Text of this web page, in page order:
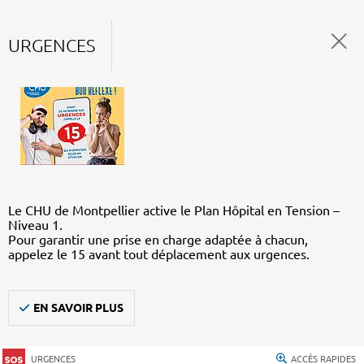
URGENCES
Le CHU de Montpellier active le Plan Hôpital en Tension –
Niveau 1.
Pour garantir une prise en charge adaptée à chacun,
appelez le 15 avant tout déplacement aux urgences.
EN SAVOIR PLUS
URGENCES ACCÈS RAPIDES